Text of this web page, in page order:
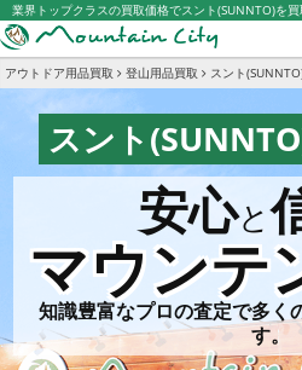
業界トップクラスの買取価格でスント(SUNNTO)を
アウトドア用品買取 登山用品買取 スント
スント
安心と
マウンテ
知識豊富なプロの査定で多く
す。